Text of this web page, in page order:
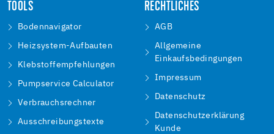
TOOLS
Bodennavigator
Heizsystem-Aufbauten
Klebstoffempfehlungen
Pumpservice Calculator
Verbrauchsrechner
Ausschreibungstexte
RECHTLICHES
AGB
Allgemeine
Einkaufsbedingungen
Impressum
Datenschutz
Datenschutzerklärung
Kunde